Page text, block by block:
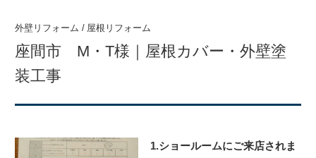
e
b
o
er
外壁リフォーム / 屋根リフォーム
座間市 M・T様｜屋根カバー・外壁塗
装工事
1.ショールームにご来店されま